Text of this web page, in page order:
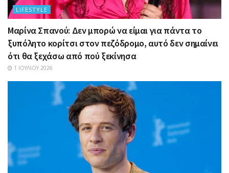
LIFESTYLE
Μαρίνα Σπανού: Δεν μπορώ να είμαι για πάντα το
ξυπόλητο κορίτσι στον πεζόδρομο, αυτό δεν σημαίνει
ότι θα ξεχάσω από πού ξεκίνησα
1 ΙΟΥΛΊΟΥ 2026